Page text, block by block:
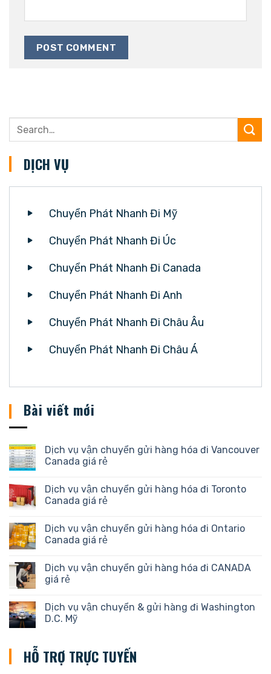
DỊCH VỤ
Chuyển Phát Nhanh Đi Mỹ
Chuyển Phát Nhanh Đi Úc
Chuyển Phát Nhanh Đi Canada
Chuyển Phát Nhanh Đi Anh
Chuyển Phát Nhanh Đi Châu Âu
Chuyển Phát Nhanh Đi Châu Á
Bài viết mới
Dịch vụ vận chuyển gửi hàng hóa đi Vancouver
Canada giá rẻ
Dịch vụ vận chuyển gửi hàng hóa đi Toronto
Canada giá rẻ
Dịch vụ vận chuyển gửi hàng hóa đi Ontario
Canada giá rẻ
Dịch vụ vận chuyển gửi hàng hóa đi CANADA
giá rẻ
Dịch vụ vận chuyển & gửi hàng đi Washington
D.C. Mỹ
HỖ TRỢ TRỰC TUYẾN